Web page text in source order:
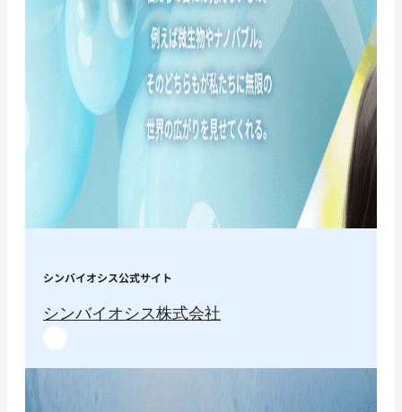
シンバイオシス公式サイト
シンバイオシス株式会社